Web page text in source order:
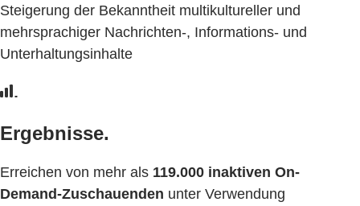
Steigerung der Bekanntheit multikultureller und
mehrsprachiger Nachrichten-, Informations- und
Unterhaltungsinhalte
Ergebnisse.
Erreichen von mehr als 119.000 inaktiven On-
Demand-Zuschauenden unter Verwendung